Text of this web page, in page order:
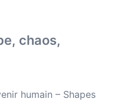
chaos,
humain – Shapes